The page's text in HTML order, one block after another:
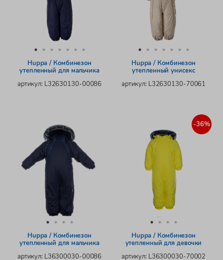
Huppa / Комбинезон
утепленный для мальчика
артикул: L32630130-00086
Huppa / Комбинезон
утепленный унисекс
артикул: L32630130-70061
Huppa / Комбинезон
утепленный для мальчика
артикул: L36300030-00086
-36%
Huppa / Комбинезон
утепленный для девочки
артикул: L36300030-70002